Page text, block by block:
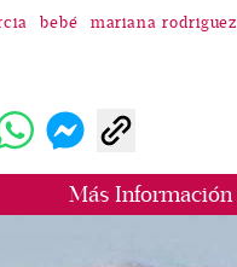
Más Información
bebé mariana rodriguez